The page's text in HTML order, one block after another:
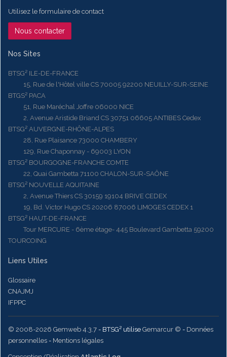
Utilisez le formulaire de contact
Nous contacter
Nos Sites
BTSG² ILE-DE-FRANCE
15, Rue de l'Hôtel ville CS 70005 92200 NEUILLY-SUR-SEINE
BTGS² PACA
51, Rue Maréchal Joffre 06000 NICE
2, Avenue Aristide Briand CS 30751 06605 ANTIBES Cedex
BTSG² AUVERGNE-RHÔNE-ALPES
28, Rue Plaisance 73000 CHAMBERY
129, Rue Chaponnay - 69003 LYON
BTSG² BOURGOGNE-FRANCHE COMTE
22, Quai Gambetta 71100 CHALON-SUR-SAÔNE
BTSG² NOUVELLE AQUITAINE
2, Avenue Thiers CS 30159 19104 BRIVE CEDEX
19, Bd. Victor Hugo CS 20206 87006 LIMOGES CEDEX 1
BTSG² HAUT-DE-FRANCE
Tour MERCURE - 6ème étage- 445 Boulevard Gambetta 59200
TOURCOING
Liens Utiles
Glossaire
CNAJMJ
IFPPC
© 2008-2026 Gemweb 4.3.7 - BTSG² utilise Gemarcur © - Données
personnelles - Mentions légales